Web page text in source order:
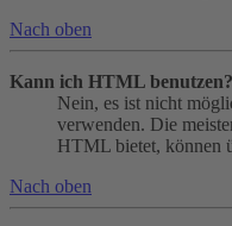
Nach oben
Kann ich HTML benutzen?
Nein, es ist nicht
verwenden. Die
HTML bietet, können
Nach oben